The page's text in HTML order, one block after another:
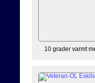
10 grader varmt